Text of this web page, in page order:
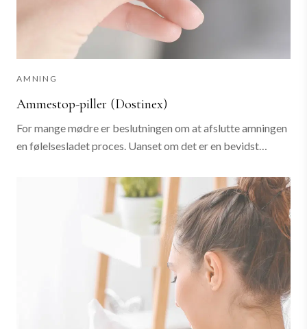
AMNING
Ammestop-piller (Dostinex)
For mange mødre er beslutningen om at afslutte amningen
en følelsesladet proces. Uanset om det er en bevidst
er det vigtigt at møde denne...